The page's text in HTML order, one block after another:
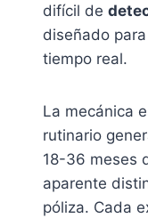
difícil de
diseñado
tiempo real.
La mecánica
rutinario
18-36 meses
aparente
póliza. Cada